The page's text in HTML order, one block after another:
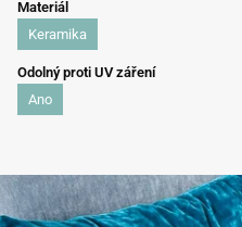
Materiál
Keramika
Odolný proti UV záření
Ano